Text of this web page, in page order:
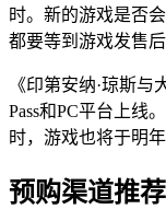
时。新的游戏是否
都要等到游戏发售后
《印第安纳·琼斯与
Pass和PC平台上线
时，游戏也将于明年
预购渠道推荐